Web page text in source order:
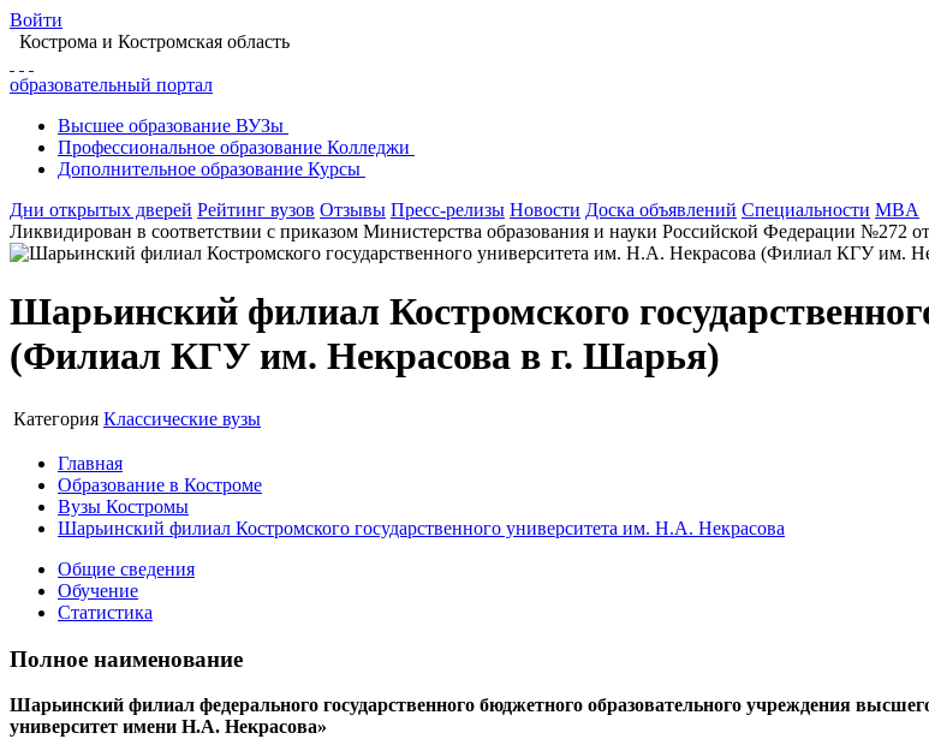
Войти
Кострома и Костромская область
образовательный портал
Высшее образование ВУЗы
Профессиональное образование Колледжи
Дополнительное образование Курсы
Дни открытых дверей Рейтинг вузов Отзывы Пресс-релизы Новости Доска объявлений Специальности MBA
Ликвидирован в соответствии с приказом Министерства образования и науки Российской Федерации №272 от
Шарьинский филиал Костромского
(Филиал КГУ им. Некрасова в г. Шарья)
Категория Классические вузы
Главная
Образование в Костроме
Вузы Костромы
Шарьинский филиал Костромского государственного университета им. Н.А. Некрасова
Общие сведения
Обучение
Статистика
Полное наименование
Шарьинский филиал федерального государственного бюджетного образовательного учреждения
университет имени Н.А. Некрасова»